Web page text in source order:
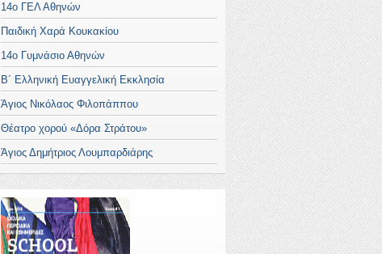
14ο ΓΕΛ Αθηνών
Παιδική Χαρά Κουκακίου
14ο Γυμνάσιο Αθηνών
Β´ Ελληνική Ευαγγελική Εκκλησία
Άγιος Νικόλαος Φιλοπάππου
Θέατρο χορού «Δόρα Στράτου»
Άγιος Δημήτριος Λουμπαρδιάρης